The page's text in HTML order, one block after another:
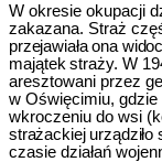
W okresie okupacji
zakazana. Straż
przejawiała ona
majątek straży. W
aresztowani przez
w Oświęcimiu,
wkroczeniu do wsi
strażackiej urządziło
czasie działań